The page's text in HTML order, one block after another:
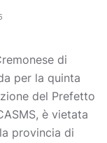
di
per la quinta
del Prefetto
è vietata
provincia di